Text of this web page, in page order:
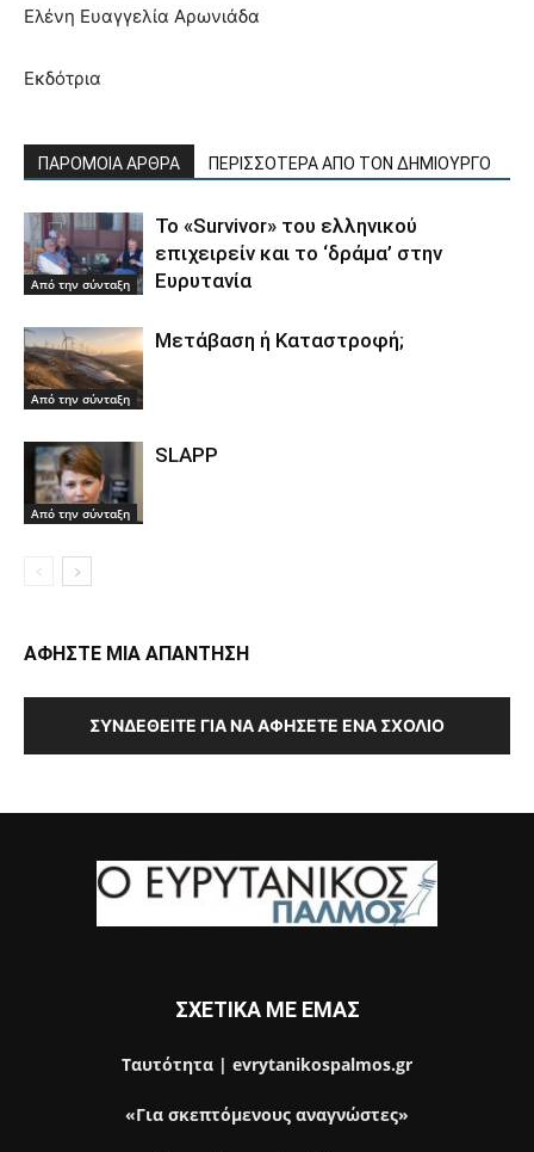
Ελένη Ευαγγελία Αρωνιάδα
Εκδότρια
ΠΑΡΟΜΟΙΑ ΑΡΘΡΑ ΠΕΡΙΣΣΟΤΕΡΑ ΑΠΟ ΤΟΝ ΔΗΜΙΟΥΡΓΟ
Από την σύνταξη
Το «Survivor» του ελληνικού
επιχειρείν και το ‘δράμα’ στην
Ευρυτανία
Από την σύνταξη
Μετάβαση ή Καταστροφή;
Από την σύνταξη
SLAPP
ΑΦΗΣΤΕ ΜΙΑ ΑΠΑΝΤΗΣΗ
ΣΥΝΔΕΘΕΊΤΕ ΓΙΑ ΝΑ ΑΦΉΣΕΤΕ ΈΝΑ ΣΧΌΛΙΟ
ΣΧΕΤΙΚΑ ΜΕ ΕΜΑΣ
Ταυτότητα | evrytanikospalmos.gr
«Για σκεπτόμενους αναγνώστες»